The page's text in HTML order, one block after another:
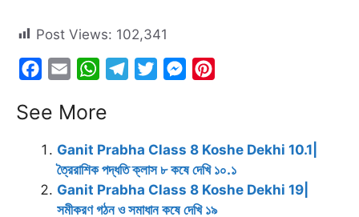
Post Views: 102,341
c
b
o
a
l
W
a
s
A
p
g
r
a
t
e
r
M
e
n
g
e
See More
Ganit Prabha Class 8 Koshe Dekhi 10.1|
ত্রৈরাশিক পদ্ধতি ক্লাস ৮ কষে দেখি ১০.১
Ganit Prabha Class 8 Koshe Dekhi 19|
সমীকরণ গঠন ও সমাধান কষে দেখি ১৯